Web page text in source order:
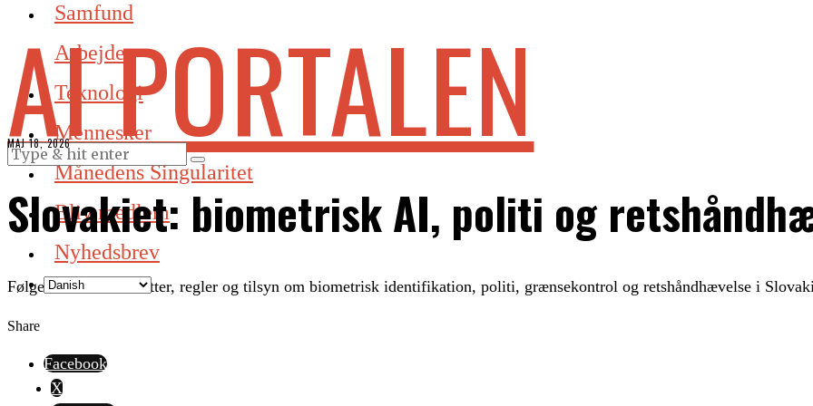
Samfund
Arbejde
Teknologi
Mennesker
Månedens Singularitet
Bliv medlem
Nyhedsbrev
AI PORTALEN
MAJ 18, 2026
Slovakiet: biometrisk AI, politi og
Følger nationale debatter, regler og tilsyn om biometrisk identifikation, politi, grænsekontrol og retshåndhævelse i
Share
Facebook
X